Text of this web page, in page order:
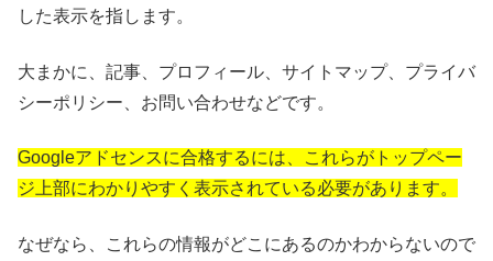
した表示を指します。
大まかに、記事、プロフィール、サイトマップ、プライバ
シーポリシー、お問い合わせなどです。
Googleアドセンスに合格するには、これらがトップペー
ジ上部にわかりやすく表示されている必要があります。
なぜなら、これらの情報がどこにあるのかわからないので